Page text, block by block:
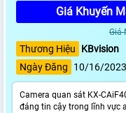
Giá Khuyến
Giá
Thương Hiệu
KBvision
Ngày Đăng
10/16/
Camera quan sát KX-
đáng tin cậy trong lĩnh vực